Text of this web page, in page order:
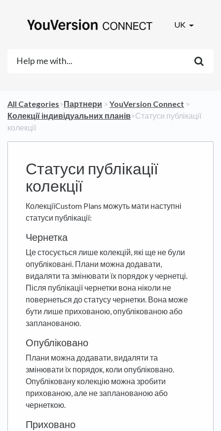
UK
All Categories​>​​Партнери ​ > ​ ​YouVersion Connect ​ > ​
Колекції індивідуальних планів​>​ Статуси публікації
колекції
Статуси публікації
колекції
КолекціїCustom Plans можуть мати наступні
статуси публікації:
Чернетка
Це стосується лише колекцій, які ще не були
опубліковані. Плани можна додавати,
видаляти та змінювати їх порядок у чернетці.
Після публікації чернетки вона ніколи не
повернеться до статусу чернетки. Вона може
бути лише прихованою, опублікованою або
запланованою.
Опубліковано
Плани можна додавати, видаляти та
змінювати їх порядок, коли опубліковано.
Опубліковану колекцію можна зробити
прихованою, але не запланованою або
чернеткою.
Приховано